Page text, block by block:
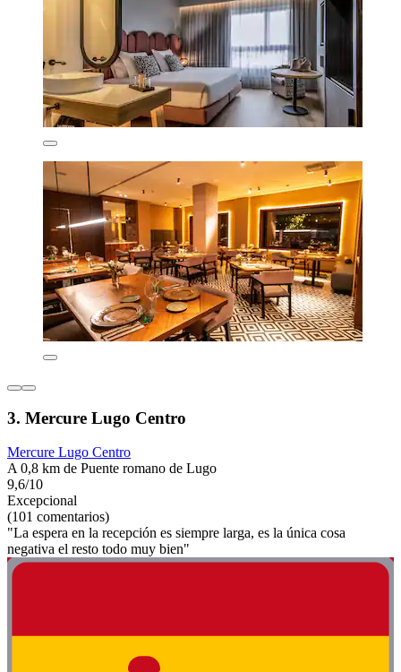
3. Mercure Lugo Centro
Mercure Lugo Centro
A 0,8 km de Puente romano de Lugo
9,6/10
Excepcional
(101 comentarios)
"La espera en la recepción es siempre larga, es la única cosa
negativa el resto todo muy bien"